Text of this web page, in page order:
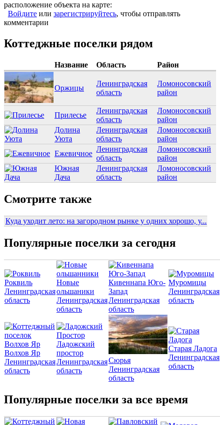
расположение объекта на карте:
Войдите или зарегистрируйтесь, чтобы отправлять
комментарии
Коттеджные поселки рядом
Название Область Район
Оржицы
Ленинградская
область
Ломоносовский
район
Прилесье
Ленинградская
область
Ломоносовский
район
Долина
Уюта
Ленинградская
область
Ломоносовский
район
Ежевичное
Ленинградская
область
Ломоносовский
район
Южная
Дача
Ленинградская
область
Ломоносовский
район
Смотрите также
Куда уходит лето: на загородном рынке у одних хорошо, у...
Популярные поселки за сегодня
Роквиль
Ленинградская
область
Новые
ольшаники
Ленинградская
область
Кивеннапа Юго-
Запад
Ленинградская
область
Муромицы
Ленинградская
область
Волхов Яр
Ленинградская
область
Ладожский
простор
Ленинградская
область
Сюрья
Ленинградская
область
Старая Ладога
Ленинградская
область
Популярные поселки за все время